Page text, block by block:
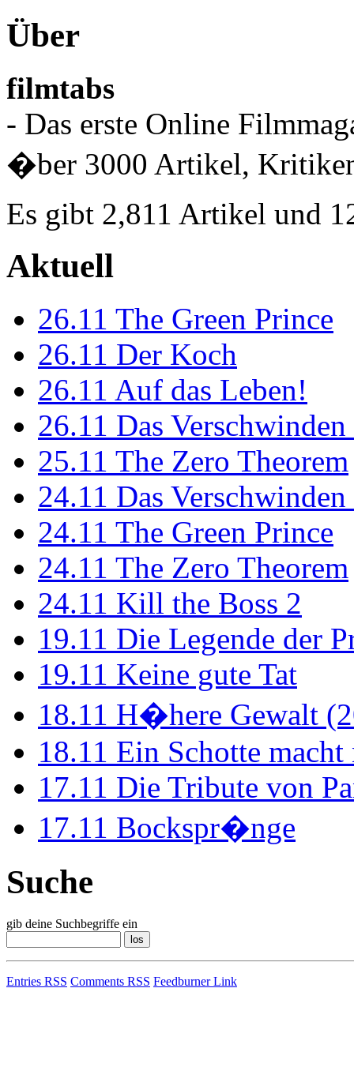
Über
filmtabs
- Das erste Online
�ber 3000 Artikel,
Es gibt 2,811 Artikel und
Aktuell
26.11 The Green Prince
26.11 Der Koch
26.11 Auf das Leben!
26.11 Das
25.11 The Zero Theorem
24.11 Das
24.11 The Green Prince
24.11 The Zero Theorem
24.11 Kill the Boss 2
19.11 Die Legende der
19.11 Keine gute Tat
18.11 H�here Gewalt
18.11 Ein Schotte
17.11 Die Tribute von
17.11 Bockspr�nge
Suche
gib deine Suchbegriffe ein
Entries RSS Comments RSS Feedburner Link